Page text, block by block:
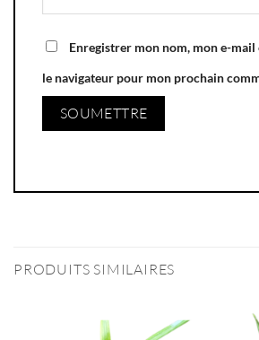
Enregistrer mon nom, mon e-mail
le navigateur pour mon prochain
PRODUITS SIMILAIRES